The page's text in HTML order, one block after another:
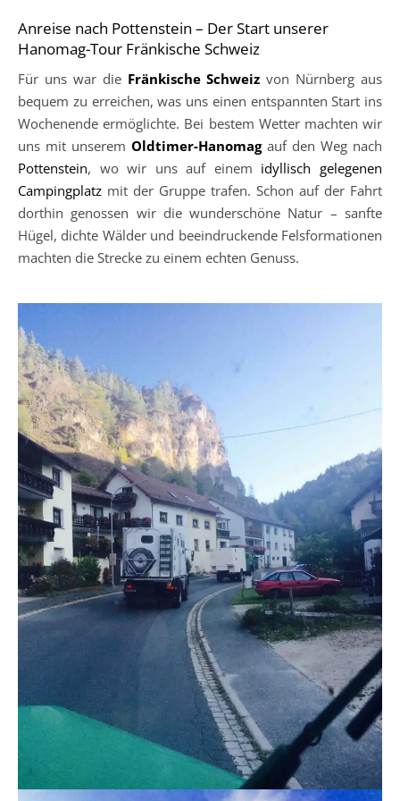
Anreise nach Pottenstein – Der Start unserer
Hanomag-Tour Fränkische Schweiz
Für uns war die Fränkische Schweiz von Nürnberg aus
bequem zu erreichen, was uns einen entspannten Start ins
Wochenende ermöglichte. Bei bestem Wetter machten wir
uns mit unserem Oldtimer-Hanomagauf den Weg nach
Pottenstein, wo wir uns auf einem idyllisch gelegenen
Campingplatz mit der Gruppe trafen. Schon auf der Fahrt
dorthin genossen wir die wunderschöne Natur – sanfte
Hügel, dichte Wälder und beeindruckende Felsformationen
machten die Strecke zu einem echten Genuss.